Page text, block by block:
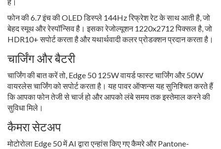
फोन की 6.7 इंच की OLED डिस्प्ले 144Hz रिफ्रेश रेट के साथ आती है, जो
बेहद स्मूथ और रेस्पॉन्सिव है। इसका रेजोल्यूशन 1220x2712 पिक्सल है, जो
HDR10+ सपोर्ट करता है और यथार्थवादी कलर प्रोडक्शन प्रदान करता है।
चार्जिंग और बैटरी
चार्जिंग की बात करें तो, Edge 50 125W वायर्ड फास्ट चार्जिंग और 50W
वायरलेस चार्जिंग को सपोर्ट करता है। यह पावर ऑप्शन्स यह सुनिश्चित करते हैं
कि आपका फोन तेजी से चार्ज हो और आपको लंबे समय तक इस्तेमाल करने की
सुविधा मिले।
कैमरा सेटअप
मोटोरोला Edge 50 में AI द्वारा एन्हांस किए गए कैमरे और Pantone-